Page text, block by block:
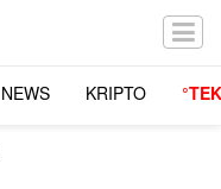
NEWS KRIPTO